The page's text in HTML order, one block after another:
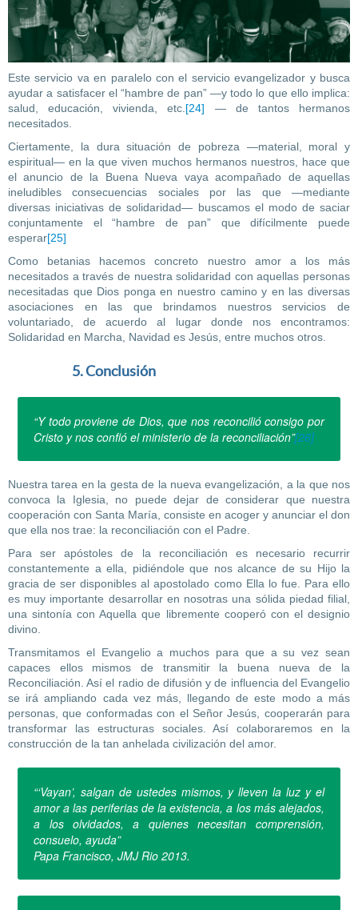
Este servicio va en paralelo con el servicio evangelizador y busca
ayudar a satisfacer el “hambre de pan” —y todo lo que ello implica:
salud, educación, vivienda, etc. [24] — de tantos hermanos
necesitados.
Ciertamente, la dura situación de pobreza —material, moral y
espiritual— en la que viven muchos hermanos nuestros, hace que
el anuncio de la Buena Nueva vaya acompañado de aquellas
ineludibles consecuencias sociales por las que —mediante
diversas iniciativas de solidaridad— buscamos el modo de saciar
conjuntamente el “hambre de pan” que difícilmente puede
esperar[25]
Como betanias hacemos concreto nuestro amor a los más
necesitados a través de nuestra solidaridad con aquellas personas
necesitadas que Dios ponga en nuestro camino y en las diversas
asociaciones en las que brindamos nuestros servicios de
voluntariado, de acuerdo al lugar donde nos encontramos:
Solidaridad en Marcha, Navidad es Jesús, entre muchos otros.
5. Conclusión
“Y todo proviene de Dios, que nos reconcilió consigo por
Cristo y nos confió el ministerio de la reconciliación”[26]
Nuestra tarea en la gesta de la nueva evangelización, a la que nos
convoca la Iglesia, no puede dejar de considerar que nuestra
cooperación con Santa María, consiste en acoger y anunciar el don
que ella nos trae: la reconciliación con el Padre.
Para ser apóstoles de la reconciliación es necesario recurrir
constantemente a ella, pidiéndole que nos alcance de su Hijo la
gracia de ser disponibles al apostolado como Ella lo fue. Para ello
es muy importante desarrollar en nosotras una sólida piedad filial,
una sintonía con Aquella que libremente cooperó con el designio
divino.
Transmitamos el Evangelio a muchos para que a su vez sean
capaces ellos mismos de transmitir la buena nueva de la
Reconciliación. Así el radio de difusión y de influencia del Evangelio
se irá ampliando cada vez más, llegando de este modo a más
personas, que conformadas con el Señor Jesús, cooperarán para
transformar las estructuras sociales. Así colaboraremos en la
construcción de la tan anhelada civilización del amor.
“‘Vayan’, salgan de ustedes mismos, y lleven la luz y el
amor a las periferias de la existencia, a los más alejados,
a los olvidados, a quienes necesitan comprensión,
consuelo, ayuda”
Papa Francisco, JMJ Rio 2013.